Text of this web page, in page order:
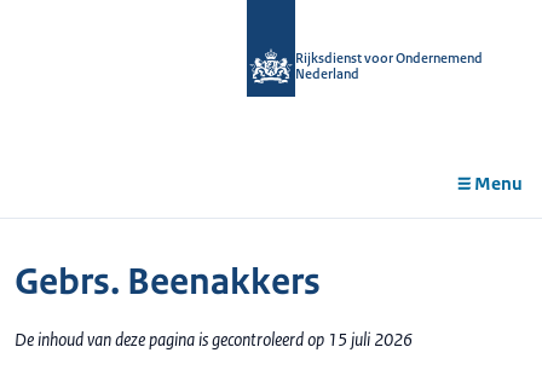
Rijksdienst voor Ondernemend
Nederland
Menu
Gebrs. Beenakkers
De inhoud van deze pagina is gecontroleerd op 15 juli 2026